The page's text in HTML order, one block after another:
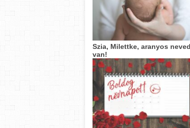
Szia, Milettke, aranyos neved
van!